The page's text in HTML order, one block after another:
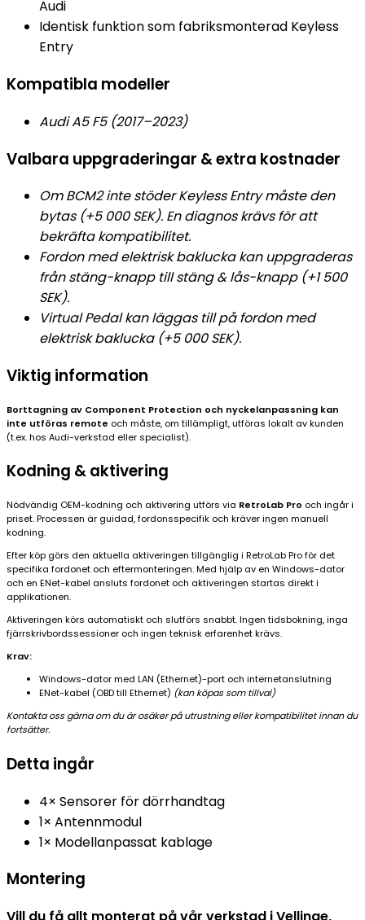
Audi
Identisk funktion som fabriksmonterad Keyless
Entry
Kompatibla modeller
Audi A5 F5 (2017–2023)
Valbara uppgraderingar & extra kostnader
Om BCM2 inte stöder Keyless Entry måste den
bytas (+5 000 SEK). En diagnos krävs för att
bekräfta kompatibilitet.
Fordon med elektrisk baklucka kan uppgraderas
från stäng-knapp till stäng & lås-knapp (+1 500
SEK).
Virtual Pedal kan läggas till på fordon med
elektrisk baklucka (+5 000 SEK).
Viktig information
Borttagning av Component Protection och nyckelanpassning kan
inte utföras remote och måste, om tillämpligt, utföras lokalt av kunden
(t.ex. hos Audi-verkstad eller specialist).
Kodning & aktivering
Nödvändig OEM-kodning och aktivering utförs via RetroLab Pro och ingår i
priset. Processen är guidad, fordonsspecifik och kräver ingen manuell
kodning.
Efter köp görs den aktuella aktiveringen tillgänglig i RetroLab Pro för det
specifika fordonet och eftermonteringen. Med hjälp av en Windows-dator
och en ENet-kabel ansluts fordonet och aktiveringen startas direkt i
applikationen.
Aktiveringen körs automatiskt och slutförs snabbt. Ingen tidsbokning, inga
fjärrskrivbordssessioner och ingen teknisk erfarenhet krävs.
Krav:
Windows-dator med LAN (Ethernet)-port och internetanslutning
ENet-kabel (OBD till Ethernet) (kan köpas som tillval)
Kontakta oss gärna om du är osäker på utrustning eller kompatibilitet innan du
fortsätter.
Detta ingår
4× Sensorer för dörrhandtag
1× Antennmodul
1× Modellanpassat kablage
Montering